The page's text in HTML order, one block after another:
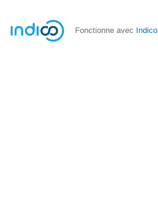
Fonctionne avec Indico